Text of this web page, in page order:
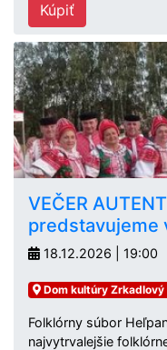
Kúpiť
VEČER
predstavujeme
18.12.2026 | 19:00
Dom kultúry Zrkadlový
Folklórny súbor
najvytrvalejšie